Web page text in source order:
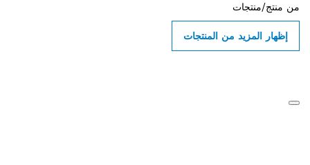
منتج/منتجات
إظهار المزيد من المنتجات